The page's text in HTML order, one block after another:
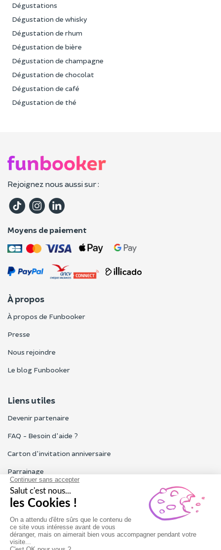
Dégustations
Dégustation de whisky
Dégustation de rhum
Dégustation de bière
Dégustation de champagne
Dégustation de chocolat
Dégustation de café
Dégustation de thé
Rejoignez nous aussi sur :
Moyens de paiement
À propos
À propos de Funbooker
Presse
Nous rejoindre
Le blog Funbooker
Liens utiles
Devenir partenaire
FAQ - Besoin d'aide ?
Carton d'invitation anniversaire
Parrainage
Tous les avis Funbooker
Particuliers, entreprises, professionnels
Notre service client est ouvert du lundi au vendredi de 9h à 18h